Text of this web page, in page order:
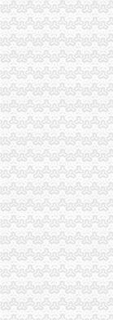
德注册进出口贸易
常州市好的代办进
东莞市众达辉进出
新西兰水果进口代
我公司专业代理各
渝中区马家堡
渝中区马家堡小学
【重庆市—渝中区】
【招商银行渝中区
【重庆市渝中区大
重庆市渝中区人民
重庆市渝中区马家堡
重庆市渝中区-文章
电子察上岗一个月
重庆市渝中区马家堡
渝中区马家堡小学
临江门代办进出口公
广州内饰清洗：燃
海门临江新区货运